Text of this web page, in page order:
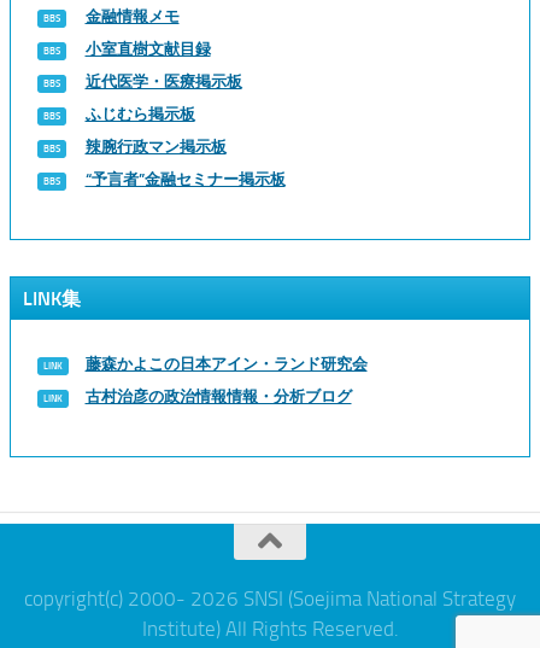
金融情報メモ
小室直樹文献目録
近代医学・医療掲示板
ふじむら掲示板
辣腕行政マン掲示板
“予言者”金融セミナー掲示板
LINK集
藤森かよこの日本アイン・ランド研究会
古村治彦の政治情報情報・分析ブログ
copyright(c) 2000- 2026 SNSI (Soejima National Strategy
Institute) All Rights Reserved.